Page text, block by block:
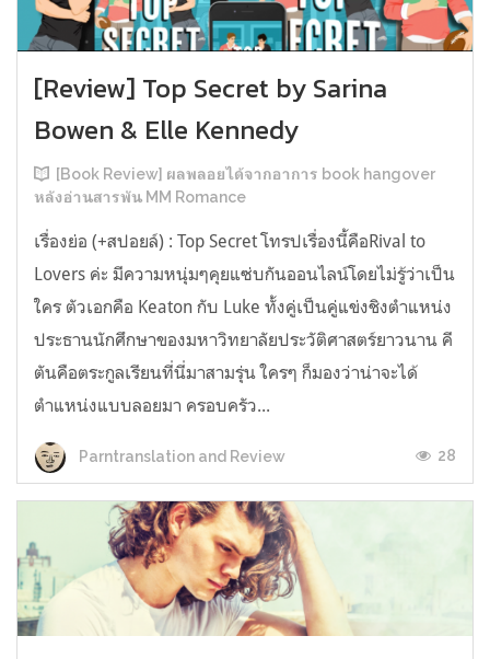
[Review] Top Secret by Sarina
Bowen & Elle Kennedy
[Book Review] ผลพลอยได้จากอาการ book hangover
หลังอ่านสารพัน MM Romance
เรื่องย่อ (+สปอยล์) : Top Secret โทรปเรื่องนี้คือRival to
Lovers ค่ะ มีความหนุ่มๆคุยแซ่บกันออนไลน์โดยไม่รู้ว่าเป็น
ใคร ตัวเอกคือ Keaton กับ Luke ทั้งคู่เป็นคู่แข่งชิงตำแหน่ง
ประธานนักศึกษาของมหาวิทยาลัยประวัติศาสตร์ยาวนาน คี
ตันคือตระกูลเรียนที่นี่มาสามรุ่น ใครๆ ก็มองว่าน่าจะได้
ตำแหน่งแบบลอยมา ครอบครัว...
Parntranslation and Review 28